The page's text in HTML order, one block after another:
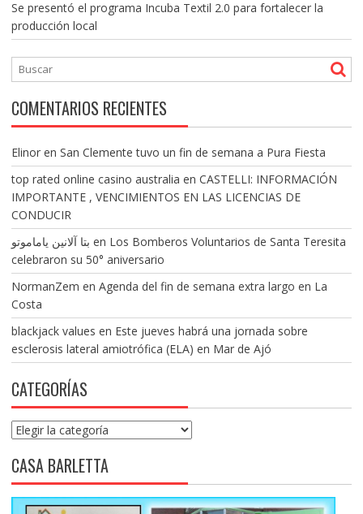
Se presentó el programa Incuba Textil 2.0 para fortalecer la
producción local
COMENTARIOS RECIENTES
Elinoren San Clemente tuvo un fin de semana a Pura Fiesta
top rated online casino australia en CASTELLI: INFORMACIÓN
IMPORTANTE , VENCIMIENTOS EN LAS LICENCIAS DE
CONDUCIR
بتا آلانین یاماموتو en Los Bomberos Voluntarios de Santa Teresita
celebraron su 50° aniversario
NormanZem en Agenda del fin de semana extra largo en La
Costa
blackjack values en Este jueves habrá una jornada sobre
esclerosis lateral amiotrófica (ELA) en Mar de Ajó
CATEGORÍAS
Categorías
CASA BARLETTA